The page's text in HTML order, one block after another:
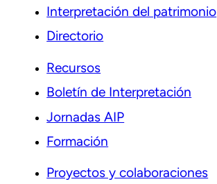
Interpretación del patrimonio
Directorio
Recursos
Boletín de Interpretación
Jornadas AIP
Formación
Proyectos y colaboraciones